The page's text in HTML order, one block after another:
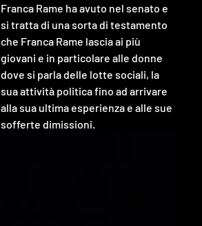
Franca Rame ha avuto nel senato e
si tratta di una sorta di testamento
che Franca Rame lascia ai più
giovani e in particolare alle donne
dove si parla delle lotte sociali, la
sua attività politica fino ad arrivare
alla sua ultima esperienza e alle sue
sofferte dimissioni.